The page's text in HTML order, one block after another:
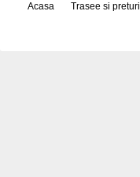
Acasa Trasee si preturi